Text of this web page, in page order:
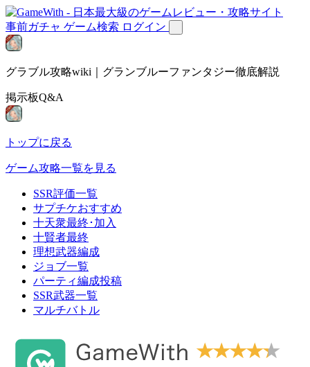
事前ガチャ ゲーム検索 ログイン
グラブル攻略wiki｜グランブルーファンタジー徹底解説
掲示板Q&A
トップに戻る
ゲーム攻略一覧を見る
SSR評価一覧
サプチケおすすめ
十天衆最終･加入
十賢者最終
理想武器編成
ジョブ一覧
パーティ編成投稿
SSR武器一覧
マルチバトル